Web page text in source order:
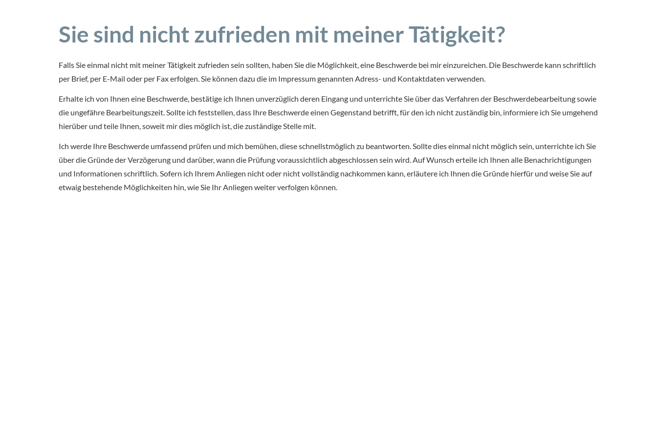
Sie sind nicht zufrieden mit meiner Tätigkeit?
Falls Sie einmal nicht mit meiner Tätigkeit zufrieden sein sollten, haben Sie die Möglichkeit, eine Beschwerde bei mir einzureichen. Die Beschwerde kann schriftlich
per Brief, per E-Mail oder per Fax erfolgen. Sie können dazu die im Impressum genannten Adress- und Kontaktdaten verwenden.
Erhalte ich von Ihnen eine Beschwerde, bestätige ich Ihnen unverzüglich deren Eingang und unterrichte Sie über das Verfahren der Beschwerdebearbeitung sowie
die ungefähre Bearbeitungszeit. Sollte ich feststellen, dass Ihre Beschwerde einen Gegenstand betrifft, für den ich nicht zuständig bin, informiere ich Sie umgehend
hierüber und teile Ihnen, soweit mir dies möglich ist, die zuständige Stelle mit.
Ich werde Ihre Beschwerde umfassend prüfen und mich bemühen, diese schnellstmöglich zu beantworten. Sollte dies einmal nicht möglich sein, unterrichte ich Sie
über die Gründe der Verzögerung und darüber, wann die Prüfung voraussichtlich abgeschlossen sein wird. Auf Wunsch erteile ich Ihnen alle Benachrichtigungen
und Informationen schriftlich. Sofern ich Ihrem Anliegen nicht oder nicht vollständig nachkommen kann, erläutere ich Ihnen die Gründe hierfür und weise Sie auf
etwaig bestehende Möglichkeiten hin, wie Sie Ihr Anliegen weiter verfolgen können.